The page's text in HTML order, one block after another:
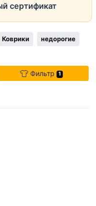
сертификат
Коврики недорогие
Фильтр 1